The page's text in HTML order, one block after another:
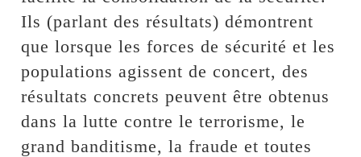
Ils (parlant des résultats) démontrent
que lorsque les forces de sécurité et les
populations agissent de concert, des
résultats concrets peuvent être obtenus
dans la lutte contre le terrorisme, le
grand banditisme, la fraude et toutes